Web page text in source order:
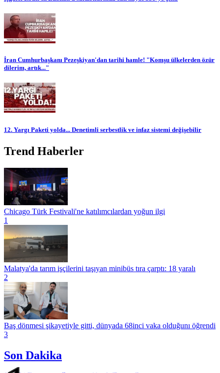
İran Cumhurbaşkanı Pezeşkiyan'dan tarihi hamle! "Komşu ülkelerden özür
dilerim, artık..."
12. Yargı Paketi yolda... Denetimli serbestlik ve infaz sistemi değişebilir
Trend Haberler
Chicago Türk Festivali'ne katılımcılardan yoğun ilgi
1
Malatya'da tarım işçilerini taşıyan minibüs tıra çarptı: 18 yaralı
2
Baş dönmesi şikayetiyle gitti, dünyada 68inci vaka olduğunı öğrendi
3
Son Dakika